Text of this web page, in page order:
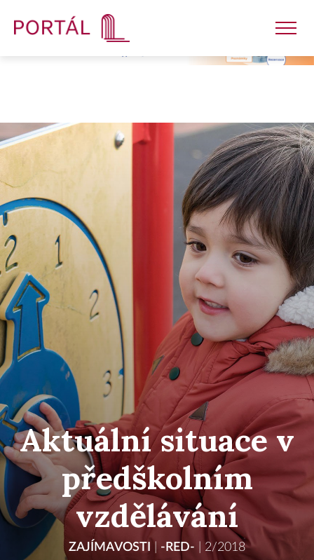
Nakladatelství
Časopisy
Semináře
E-shop
Aktuální situace v
předškolním
vzdělávání
ZAJÍMAVOSTI -RED- 2/2018